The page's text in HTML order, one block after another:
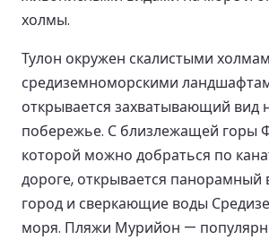
холмы.
Тулон окружен скалистыми
средиземноморскими
открывается захватывающий вид
побережье. С близлежащей горы
которой можно добраться по
дороге, открывается панорамный
город и сверкающие воды
моря. Пляжи Мурийон —